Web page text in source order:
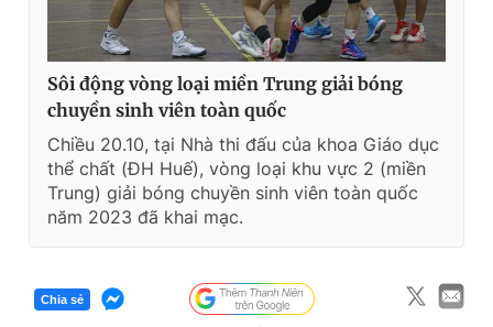
Sôi động vòng loại miền Trung giải bóng
chuyền sinh viên toàn quốc
Chiều 20.10, tại Nhà thi đấu của khoa Giáo dục
thể chất (ĐH Huế), vòng loại khu vực 2 (miền
Trung) giải bóng chuyền sinh viên toàn quốc
năm 2023 đã khai mạc.
Chia sẻ